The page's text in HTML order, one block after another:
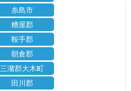
糸島市
糟屋郡
鞍手郡
朝倉郡
三潴郡大木町
田川郡